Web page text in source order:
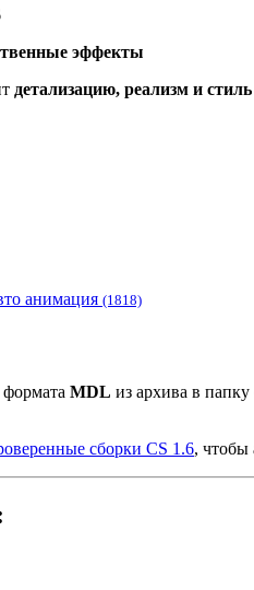
эффекты
детализацию, реализм и
анимация (1818)
MDL из архива в папку
сборки CS 1.6, чтобы